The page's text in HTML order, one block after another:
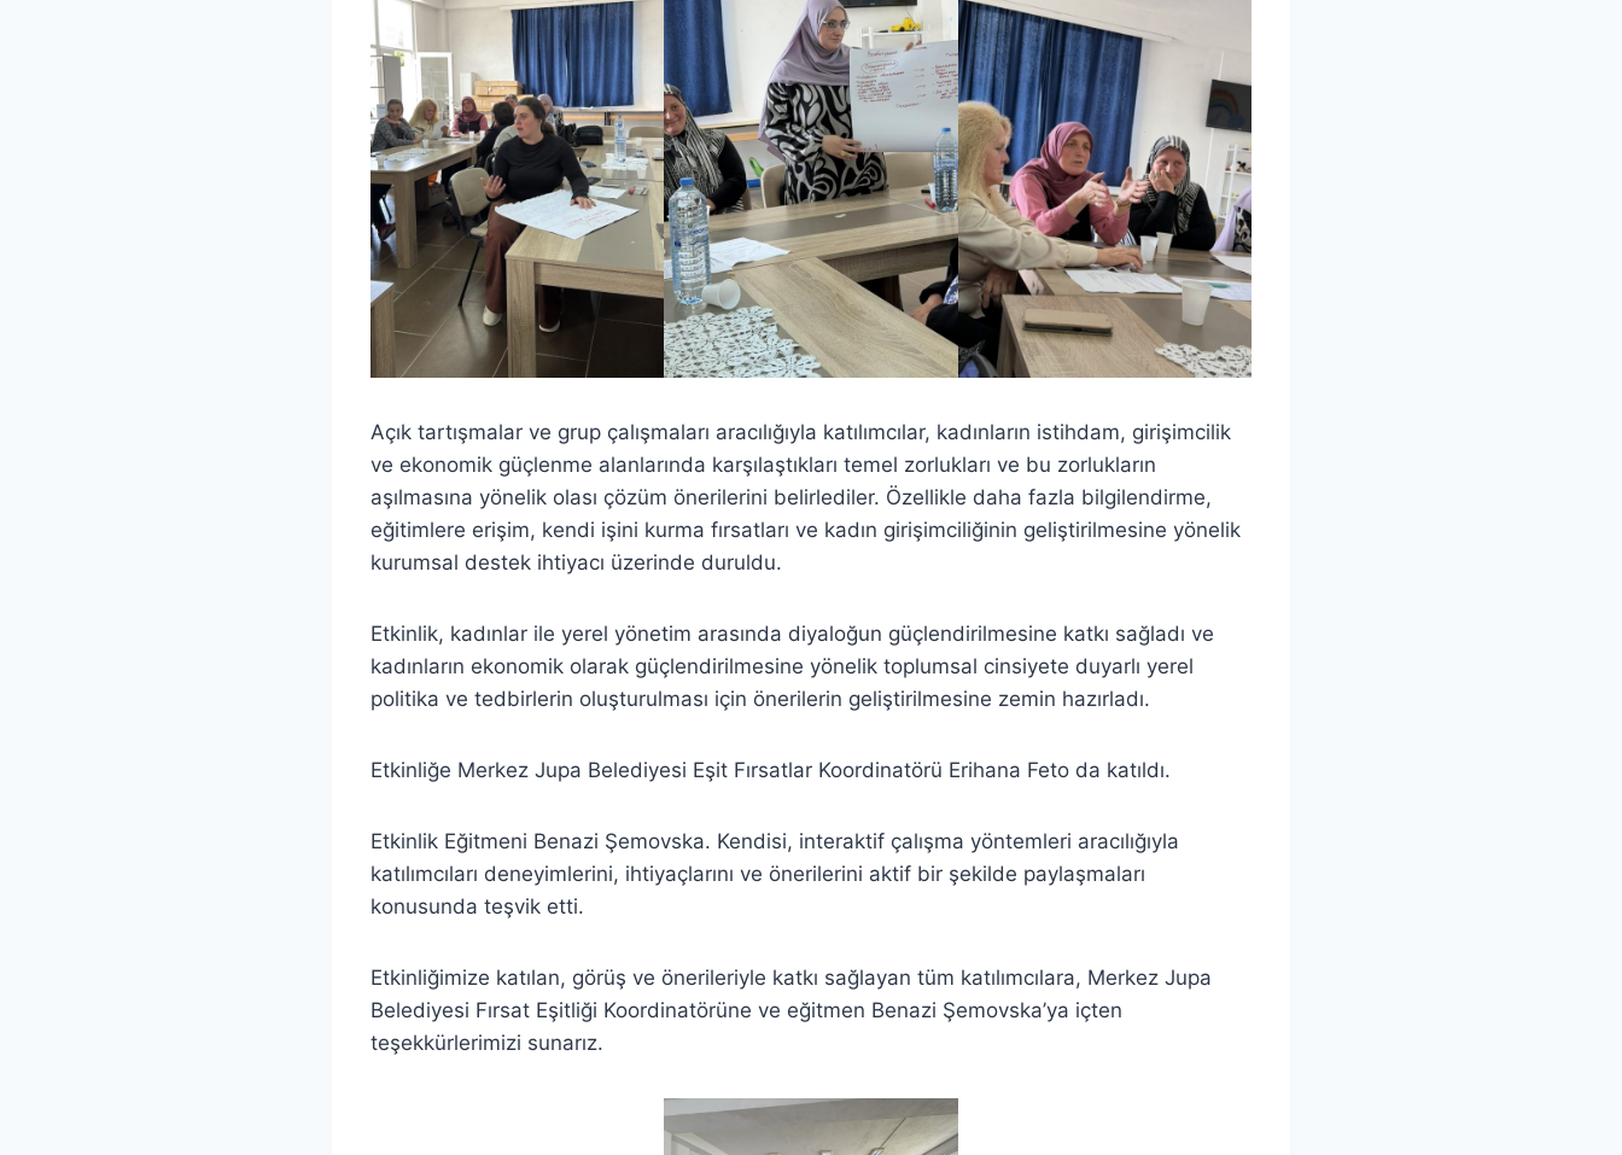
Açık tartışmalar ve grup çalışmaları aracılığıyla katılımcılar, kadınların istihdam, girişimcilik
ve ekonomik güçlenme alanlarında karşılaştıkları temel zorlukları ve bu zorlukların
aşılmasına yönelik olası çözüm önerilerini belirlediler. Özellikle daha fazla bilgilendirme,
eğitimlere erişim, kendi işini kurma fırsatları ve kadın girişimciliğinin geliştirilmesine yönelik
kurumsal destek ihtiyacı üzerinde duruldu.
Etkinlik, kadınlar ile yerel yönetim arasında diyaloğun güçlendirilmesine katkı sağladı ve
kadınların ekonomik olarak güçlendirilmesine yönelik toplumsal cinsiyete duyarlı yerel
politika ve tedbirlerin oluşturulması için önerilerin geliştirilmesine zemin hazırladı.
Etkinliğe Merkez Jupa Belediyesi Eşit Fırsatlar Koordinatörü Erihana Feto da katıldı.
Etkinlik Eğitmeni Benazi Şemovska. Kendisi, interaktif çalışma yöntemleri aracılığıyla
katılımcıları deneyimlerini, ihtiyaçlarını ve önerilerini aktif bir şekilde paylaşmaları
konusunda teşvik etti.
Etkinliğimize katılan, görüş ve önerileriyle katkı sağlayan tüm katılımcılara, Merkez Jupa
Belediyesi Fırsat Eşitliği Koordinatörüne ve eğitmen Benazi Şemovska’ya içten
teşekkürlerimizi sunarız.